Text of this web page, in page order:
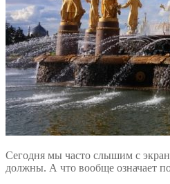
Сегодня мы часто слышим с
должны. А что вообще означает